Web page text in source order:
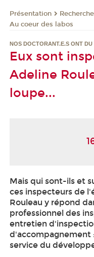
Présentation Recherche
Au coeur des labos
NOS DOCTORANT.E.S ONT
Eux sont
Adeline
loupe...
Mais qui sont-ils et
ces inspecteurs de
Rouleau y répond
professionnel des
entretien
d'accompagnement
service du